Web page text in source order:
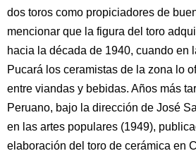
dos toros como propiciadores de
mencionar que la figura del toro
hacia la década de 1940, cuando en
Pucará los ceramistas de la zona lo
entre viandas y bebidas. Años más
Peruano, bajo la dirección de José
en las artes populares (1949),
elaboración del toro de cerámica en